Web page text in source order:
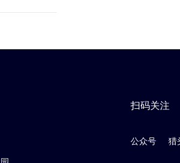
扫码关注
公众号 猎